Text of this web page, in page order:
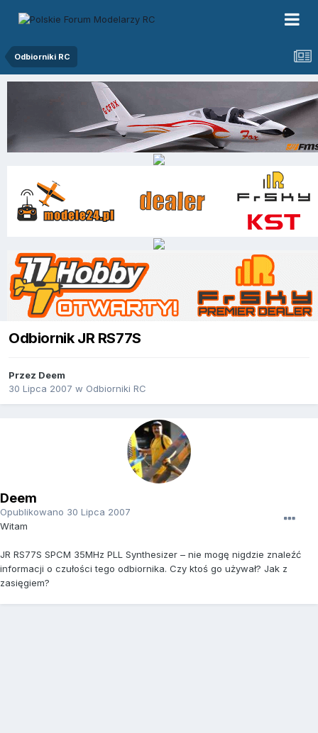
Odbiorniki RC
Odbiornik JR RS77S
Przez Deem
30 Lipca 2007 w Odbiorniki RC
Deem
Opublikowano 30 Lipca 2007
Witam
JR RS77S SPCM 35MHz PLL Synthesizer – nie mogę nigdzie znaleźć
informacji o czułości tego odbiornika. Czy ktoś go używał? Jak z
zasięgiem?